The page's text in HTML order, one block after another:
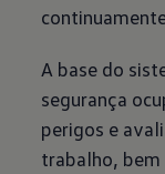
A base do
segurança
perigos e
trabalho, bem